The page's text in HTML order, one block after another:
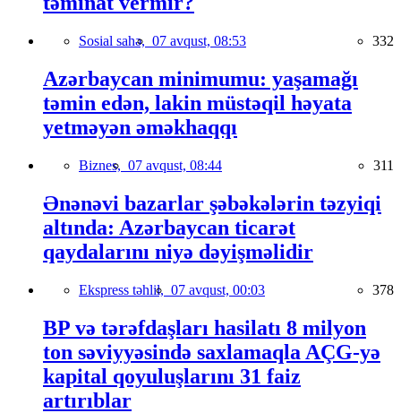
Sosial sahə, 07 avqust, 08:53 332
Azərbaycan minimumu: yaşamağı
təmin edən, lakin müstəqil həyata
yetməyən əməkhaqqı
Biznes, 07 avqust, 08:44 311
Ənənəvi bazarlar şəbəkələrin təzyiqi
altında: Azərbaycan ticarət
qaydalarını niyə dəyişməlidir
Ekspress təhlil, 07 avqust, 00:03 378
BP və tərəfdaşları hasilatı 8 milyon
ton səviyyəsində saxlamaqla AÇG-yə
kapital qoyuluşlarını 31 faiz
artırıblar